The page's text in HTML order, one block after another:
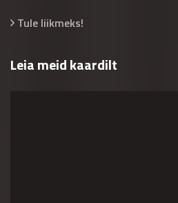
Tule liikmeks!
Leia meid kaardilt